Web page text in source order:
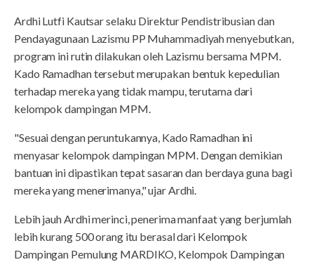
Ardhi Lutfi Kautsar selaku Direktur Pendistribusian dan
Pendayagunaan Lazismu PP Muhammadiyah menyebutkan,
program ini rutin dilakukan oleh Lazismu bersama MPM.
Kado Ramadhan tersebut merupakan bentuk kepedulian
terhadap mereka yang tidak mampu, terutama dari
kelompok dampingan MPM.
"Sesuai dengan peruntukannya, Kado Ramadhan ini
menyasar kelompok dampingan MPM. Dengan demikian
bantuan ini dipastikan tepat sasaran dan berdaya guna bagi
mereka yang menerimanya," ujar Ardhi.
Lebih jauh Ardhi merinci, penerima manfaat yang berjumlah
lebih kurang 500 orang itu berasal dari Kelompok
Dampingan Pemulung MARDIKO, Kelompok Dampingan